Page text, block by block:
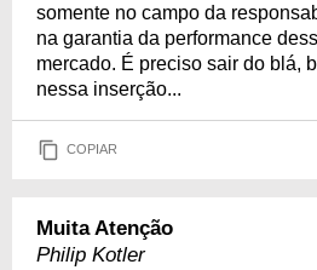
somente no campo da
na garantia da performance
mercado. É preciso sair do blá,
nessa inserção...
COPIAR
Muita Atenção
Philip Kotler